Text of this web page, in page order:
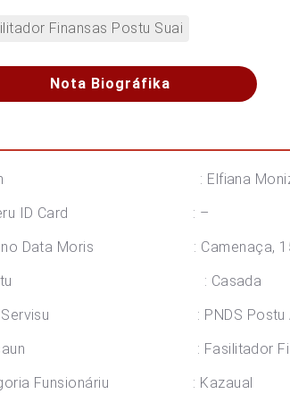
Finansas Postu Suai
Nota Biográfika
: Elfiana Moniz,
ID Card : –
no Data Moris : Camenaça, 15
: Casada
Servisu : PNDS Postu
: Fasilitador
Funsionáriu : Kazaual